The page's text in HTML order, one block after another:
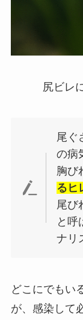
尻ビレ
尾ぐ
の病
胸び
るヒ
尾び
と呼
ナリ
どこにでもい
が、感染して